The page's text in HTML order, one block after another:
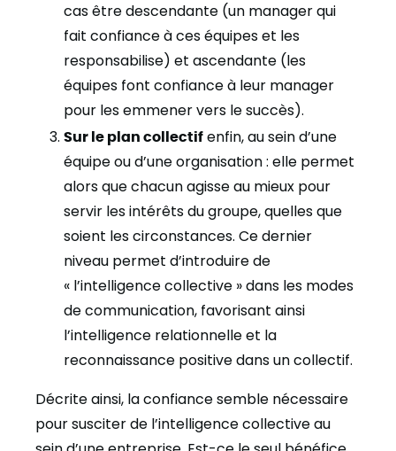
cas être descendante (un manager qui
fait confiance à ces équipes et les
responsabilise) et ascendante (les
équipes font confiance à leur manager
pour les emmener vers le succès).
Sur le plan collectif enfin, au sein d’une
équipe ou d’une organisation : elle permet
alors que chacun agisse au mieux pour
servir les intérêts du groupe, quelles que
soient les circonstances. Ce dernier
niveau permet d’introduire de
« l’intelligence collective » dans les modes
de communication, favorisant ainsi
l’intelligence relationnelle et la
reconnaissance positive dans un collectif.
Décrite ainsi, la confiance semble nécessaire
pour susciter de l’intelligence collective au